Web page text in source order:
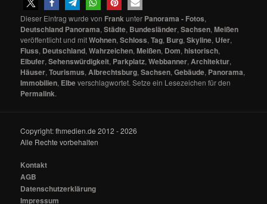
Dieser Eintrag wurde von Frankunter Panorama - Fotos,
Deutschland Panorama,Städte, Bundesländer,Sachsen,Meißen
veröffentlicht und mitWohnen,Schloss,Tag, Burg,Skyline, Ufer,
Fluss, Deutschland,Wahrzeichen,Meißen, Dom,historisch,
Elbufer,Sehenswürdigkeit, Parkplatz,Webbanner,Architektur,
Häuser,Tourismus,Albrechtsburg,Sachsen,Gebäude, Panorama,
Immobilien, Elbeverschlagwortet. Setze ein Lesezeichen für den
Permalink.
Copyright: fhmedien.de 2012 - 2026
Alle Rechte vorbehalten
Kontakt
AGB
Datenschutzerklärung
Impressum